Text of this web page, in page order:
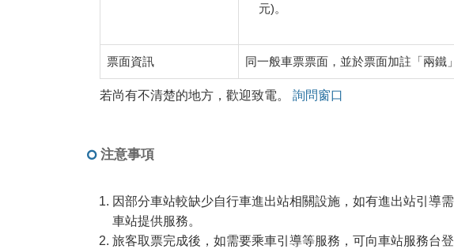
元)。
票面資訊 同一般車票票面，並於票面加註「兩鐵」
若尚有不清楚的地方，歡迎致電。 詢問窗口
注意事項
因部分車站較缺少自行車進出站相關設施，如有進出站引導
車站提供服務。
旅客取票完成後，如需要乘車引導等服務，可向車站服務台登